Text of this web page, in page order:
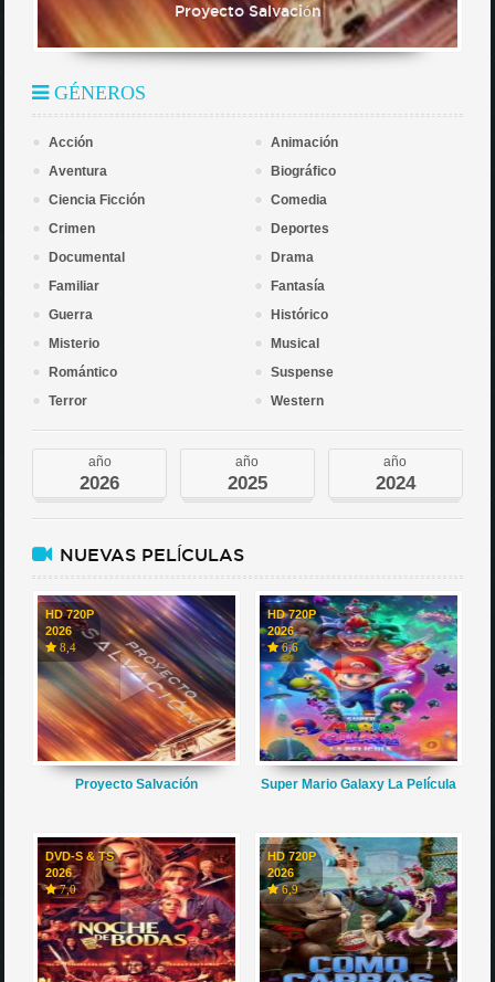
Proyecto Salvación
GÉNEROS
Acción
Animación
Aventura
Biográfico
Ciencia Ficción
Comedia
Crimen
Deportes
Documental
Drama
Familiar
Fantasía
Guerra
Histórico
Misterio
Musical
Romántico
Suspense
Terror
Western
año
2026
año
2025
año
2024
NUEVAS PELÍCULAS
HD 720P
2026
8,4
Proyecto Salvación
HD 720P
2026
6,6
Super Mario Galaxy La Película
DVD-S & TS
2026
7,0
HD 720P
2026
6,9